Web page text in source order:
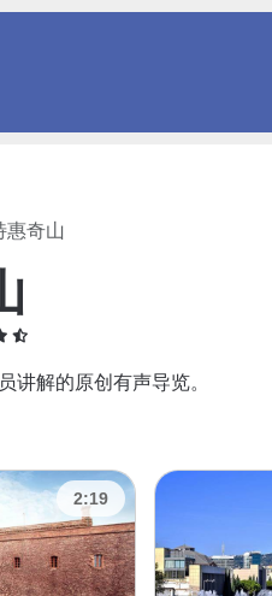
惠奇山
讲解的原创有声导览。
2:19